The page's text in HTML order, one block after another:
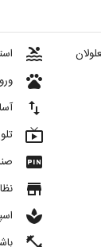
pool
pets
import_export
live_tv
fiber_pin
store
spa
fitness_center